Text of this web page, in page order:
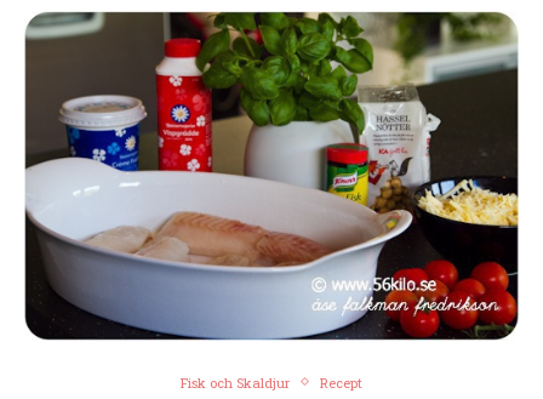
Fisk och Skaldjur Recept